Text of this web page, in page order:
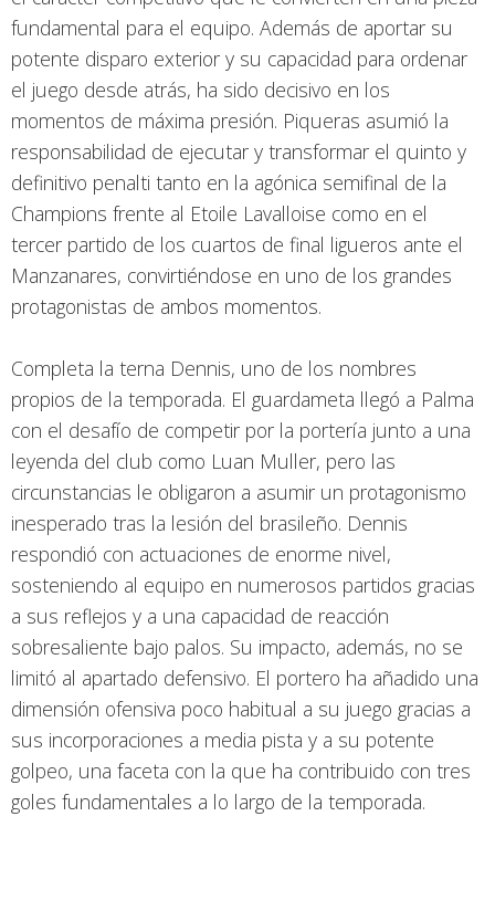
fundamental para el equipo. Además de aportar su
potente disparo exterior y su capacidad para ordenar
el juego desde atrás, ha sido decisivo en los
momentos de máxima presión. Piqueras asumió la
responsabilidad de ejecutar y transformar el quinto y
definitivo penalti tanto en la agónica semifinal de la
Champions frente al Etoile Lavalloise como en el
tercer partido de los cuartos de final ligueros ante el
Manzanares, convirtiéndose en uno de los grandes
protagonistas de ambos momentos.
Completa la terna Dennis, uno de los nombres
propios de la temporada. El guardameta llegó a Palma
con el desafío de competir por la portería junto a una
leyenda del club como Luan Muller, pero las
circunstancias le obligaron a asumir un protagonismo
inesperado tras la lesión del brasileño. Dennis
respondió con actuaciones de enorme nivel,
sosteniendo al equipo en numerosos partidos gracias
a sus reflejos y a una capacidad de reacción
sobresaliente bajo palos. Su impacto, además, no se
limitó al apartado defensivo. El portero ha añadido una
dimensión ofensiva poco habitual a su juego gracias a
sus incorporaciones a media pista y a su potente
golpeo, una faceta con la que ha contribuido con tres
goles fundamentales a lo largo de la temporada.